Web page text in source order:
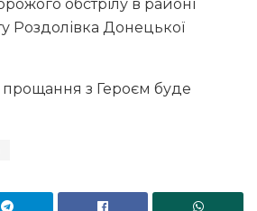
обстрілу в районі
Роздолівка Донецької
прощання з Героєм буде